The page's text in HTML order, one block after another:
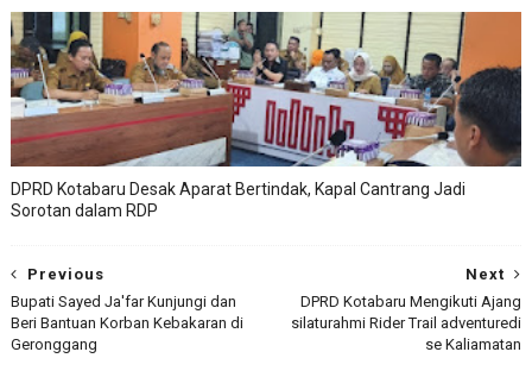
DPRD Kotabaru Desak Aparat Bertindak, Kapal Cantrang Jadi
Sorotan dalam RDP
Next
DPRD Kotabaru Mengikuti Ajang
silaturahmi Rider Trail adventuredi
se Kaliamatan
Previous
Bupati Sayed Ja'far Kunjungi dan
Beri Bantuan Korban Kebakaran di
Geronggang